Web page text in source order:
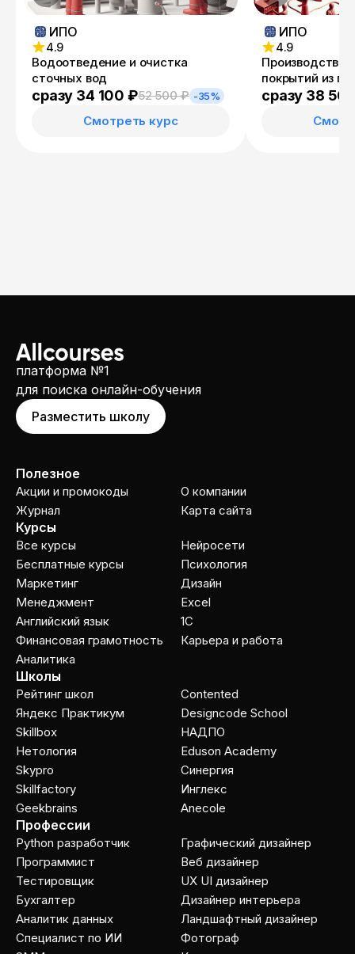
ИПО
4.9
Водоотведение и очистка
сточных вод
сразу 34 100 ₽52 500 ₽ -35%
Смотреть курс
ИПО
4.9
Производство
покрытий из
материалов
сразу 38
платформа №1
для поиска онлайн-обучения
Разместить школу
Полезное
Акции и промокоды
Журнал
О компании
Карта сайта
Курсы
Все курсы
Бесплатные курсы
Маркетинг
Менеджмент
Английский язык
Финансовая грамотность
Аналитика
Нейросети
Психология
Дизайн
Excel
1C
Карьера и работа
Школы
Рейтинг школ
Яндекс Практикум
Skillbox
Нетология
Skypro
Skillfactory
Geekbrains
Contented
Designcode School
НАДПО
Eduson Academy
Cинергия
Инглекс
Anecole
Профессии
Python разработчик
Программист
Тестировщик
Бухгалтер
Аналитик данных
Специалист по ИИ
Графический дизайнер
Веб дизайнер
UX UI дизайнер
Дизайнер интерьера
Ландшафтный дизайнер
Фотограф